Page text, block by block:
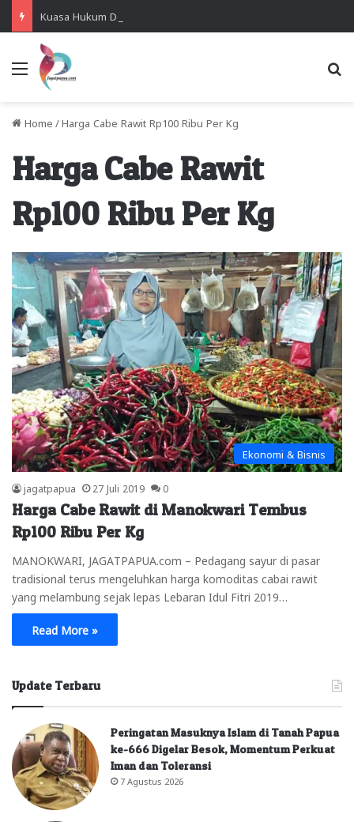
Menu
Home / Harga Cabe Rawit Rp100 Ribu Per Kg
Harga Cabe Rawit
Rp100 Ribu Per Kg
Ekonomi & Bisnis
jagatpapua 27 Juli 2019 0
Harga Cabe Rawit di Manokwari Tembus
Rp100 Ribu Per Kg
MANOKWARI, JAGATPAPUA.com – Pedagang sayur di pasar
tradisional terus mengeluhkan harga komoditas cabai rawit
yang melambung sejak lepas Lebaran Idul Fitri 2019…
Read More »
Update Terbaru
Peringatan Masuknya Islam di Tanah Papua
ke-666 Digelar Besok, Momentum Perkuat
Iman dan Toleransi
7 Agustus 2026